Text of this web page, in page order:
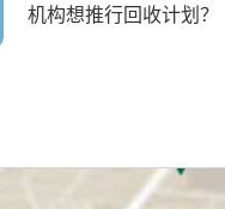
机构想推行回收计划？